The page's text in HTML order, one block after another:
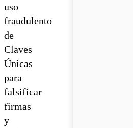
uso
fraudulento
de
Claves
Únicas
para
falsificar
firmas
y